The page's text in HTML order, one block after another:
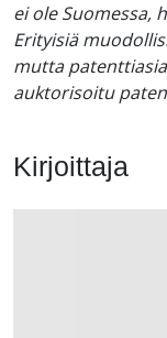
ei ole Suomessa,
Erityisiä
mutta
auktorisoitu
Kirjoittaja